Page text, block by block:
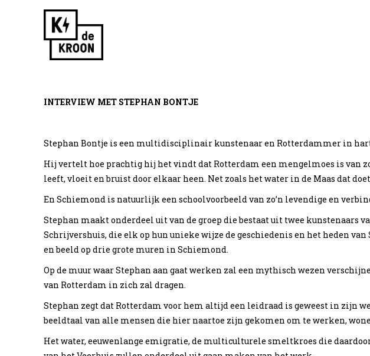
Kroonredes: Interview
Bontje
INTERVIEW MET STEPHAN BONTJE
Stephan Bontje is een multidisciplinair kunstenaar en Rotterdammer in
Hij vertelt hoe prachtig hij het vindt dat Rotterdam een mengelmoes is van
leeft, vloeit en bruist door elkaar heen. Net zoals het water in de Maas dat
En Schiemond is natuurlijk een schoolvoorbeeld van zo’n levendige en
Stephan maakt onderdeel uit van de groep die bestaat uit twee kunstenaars
Schrijvershuis, die elk op hun unieke wijze de geschiedenis en het heden
en beeld op drie grote muren in Schiemond.
Op de muur waar Stephan aan gaat werken zal een mythisch wezen
van Rotterdam in zich zal dragen.
Stephan zegt dat Rotterdam voor hem altijd een leidraad is geweest in zijn
beeldtaal van alle mensen die hier naartoe zijn gekomen om te werken,
Het water, eeuwenlange emigratie, de multiculturele smeltkroes die